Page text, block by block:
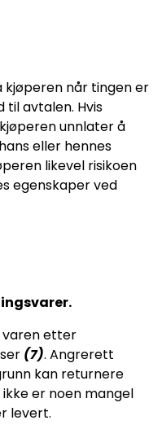
kjøperen når tingen er
avtalen. Hvis
unnlater å
eller hennes
likevel risikoen
egenskaper ved
varen etter
(7). Angrerett
kan returnere
er noen mangel
levert.